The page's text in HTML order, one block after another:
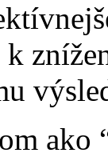
ako